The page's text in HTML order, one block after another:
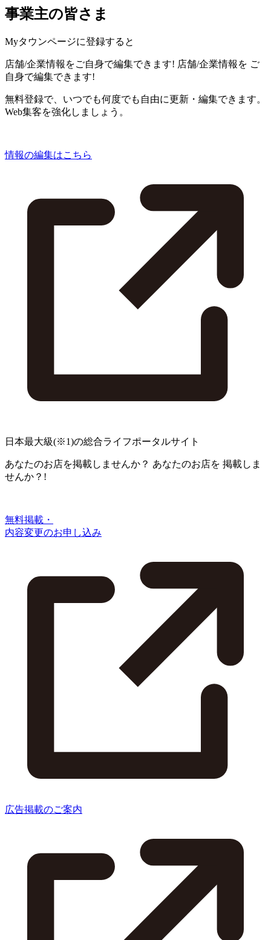
事業主の皆さま
Myタウンページに登録すると
店舗/企業情報をご自身で編集できます! 店舗/企業情報を ご
自身で編集できます!
無料登録で、いつでも何度でも自由に更新・編集できます。
Web集客を強化しましょう。
情報の編集はこちら
日本最大級(※1)の総合ライフポータルサイト
あなたのお店を掲載しませんか？ あなたのお店を 掲載しま
せんか？!
無料掲載・
内容変更のお申し込み
広告掲載のご案内